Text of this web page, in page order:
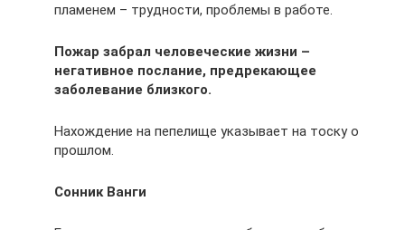
пламенем – трудности, проблемы в работе.
Пожар забрал человеческие жизни –
негативное послание, предрекающее
заболевание близкого.
Нахождение на пепелище указывает на тоску о
прошлом.
Сонник Ванги